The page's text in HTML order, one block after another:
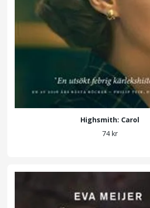
Highsmith: Carol
74 kr